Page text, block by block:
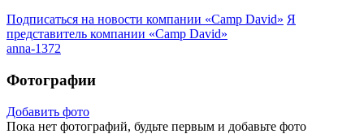
Подписаться на новости компании «Camp David» Я
представитель компании «Camp David»
anna-1372
Фотографии
Добавить фото
Пока нет фотографий, будьте первым и добавьте фото